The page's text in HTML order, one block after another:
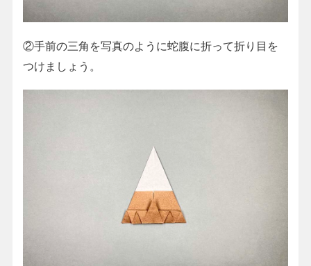
②手前の三角を写真のように蛇腹に折って折り目を
つけましょう。